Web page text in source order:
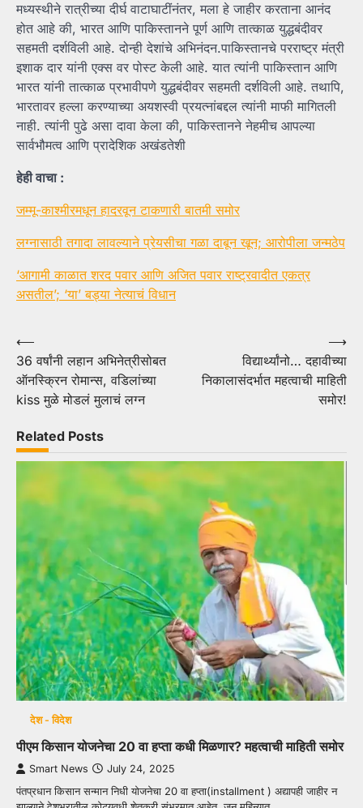
मध्यस्थीने रात्रीच्या दीर्घ वाटाघाटींनंतर, मला हे जाहीर करताना आनंद
होत आहे की, भारत आणि पाकिस्तानने पूर्ण आणि तात्काळ युद्धबंदीवर
सहमती दर्शविली आहे. दोन्ही देशांचे अभिनंदन.पाकिस्तानचे परराष्ट्र मंत्री
इशाक दार यांनी एक्स वर पोस्ट केली आहे. यात त्यांनी पाकिस्तान आणि
भारत यांनी तात्काळ प्रभावीपणे युद्धबंदीवर सहमती दर्शविली आहे. तथापि,
भारतावर हल्ला करण्याच्या अयशस्वी प्रयत्नांबद्दल त्यांनी माफी मागितली
नाही. त्यांनी पुढे असा दावा केला की, पाकिस्तानने नेहमीच आपल्या
सार्वभौमत्व आणि प्रादेशिक अखंडतेशी
हेही वाचा :
जम्मू-काश्मीरमधून हादरवून टाकणारी बातमी समोर
लग्नासाठी तगादा लावल्याने प्रेयसीचा गळा दाबून खून; आरोपीला जन्मठेप
‘आगामी काळात शरद पवार आणि अजित पवार राष्ट्रवादीत एकत्र
असतील’; ‘या’ बड्या नेत्याचं विधान
Post
navigation
⟵
36 वर्षांनी लहान अभिनेत्रीसोबत
ऑनस्क्रिन रोमान्स, वडिलांच्या
kiss मुळे मोडलं मुलाचं लग्न
विद्यार्थ्यांनो… दहावीच्या
निकालासंदर्भात महत्वाची माहिती
समोर!
⟶
Related Posts
देश - विदेश
पीएम किसान योजनेचा 20 वा हप्ता कधी मिळणार? महत्वाची माहिती समोर
Smart News July 24, 2025
पंतप्रधान किसान सन्मान निधी योजनेचा 20 वा हप्ता(installment ) अद्यापही जाहीर न